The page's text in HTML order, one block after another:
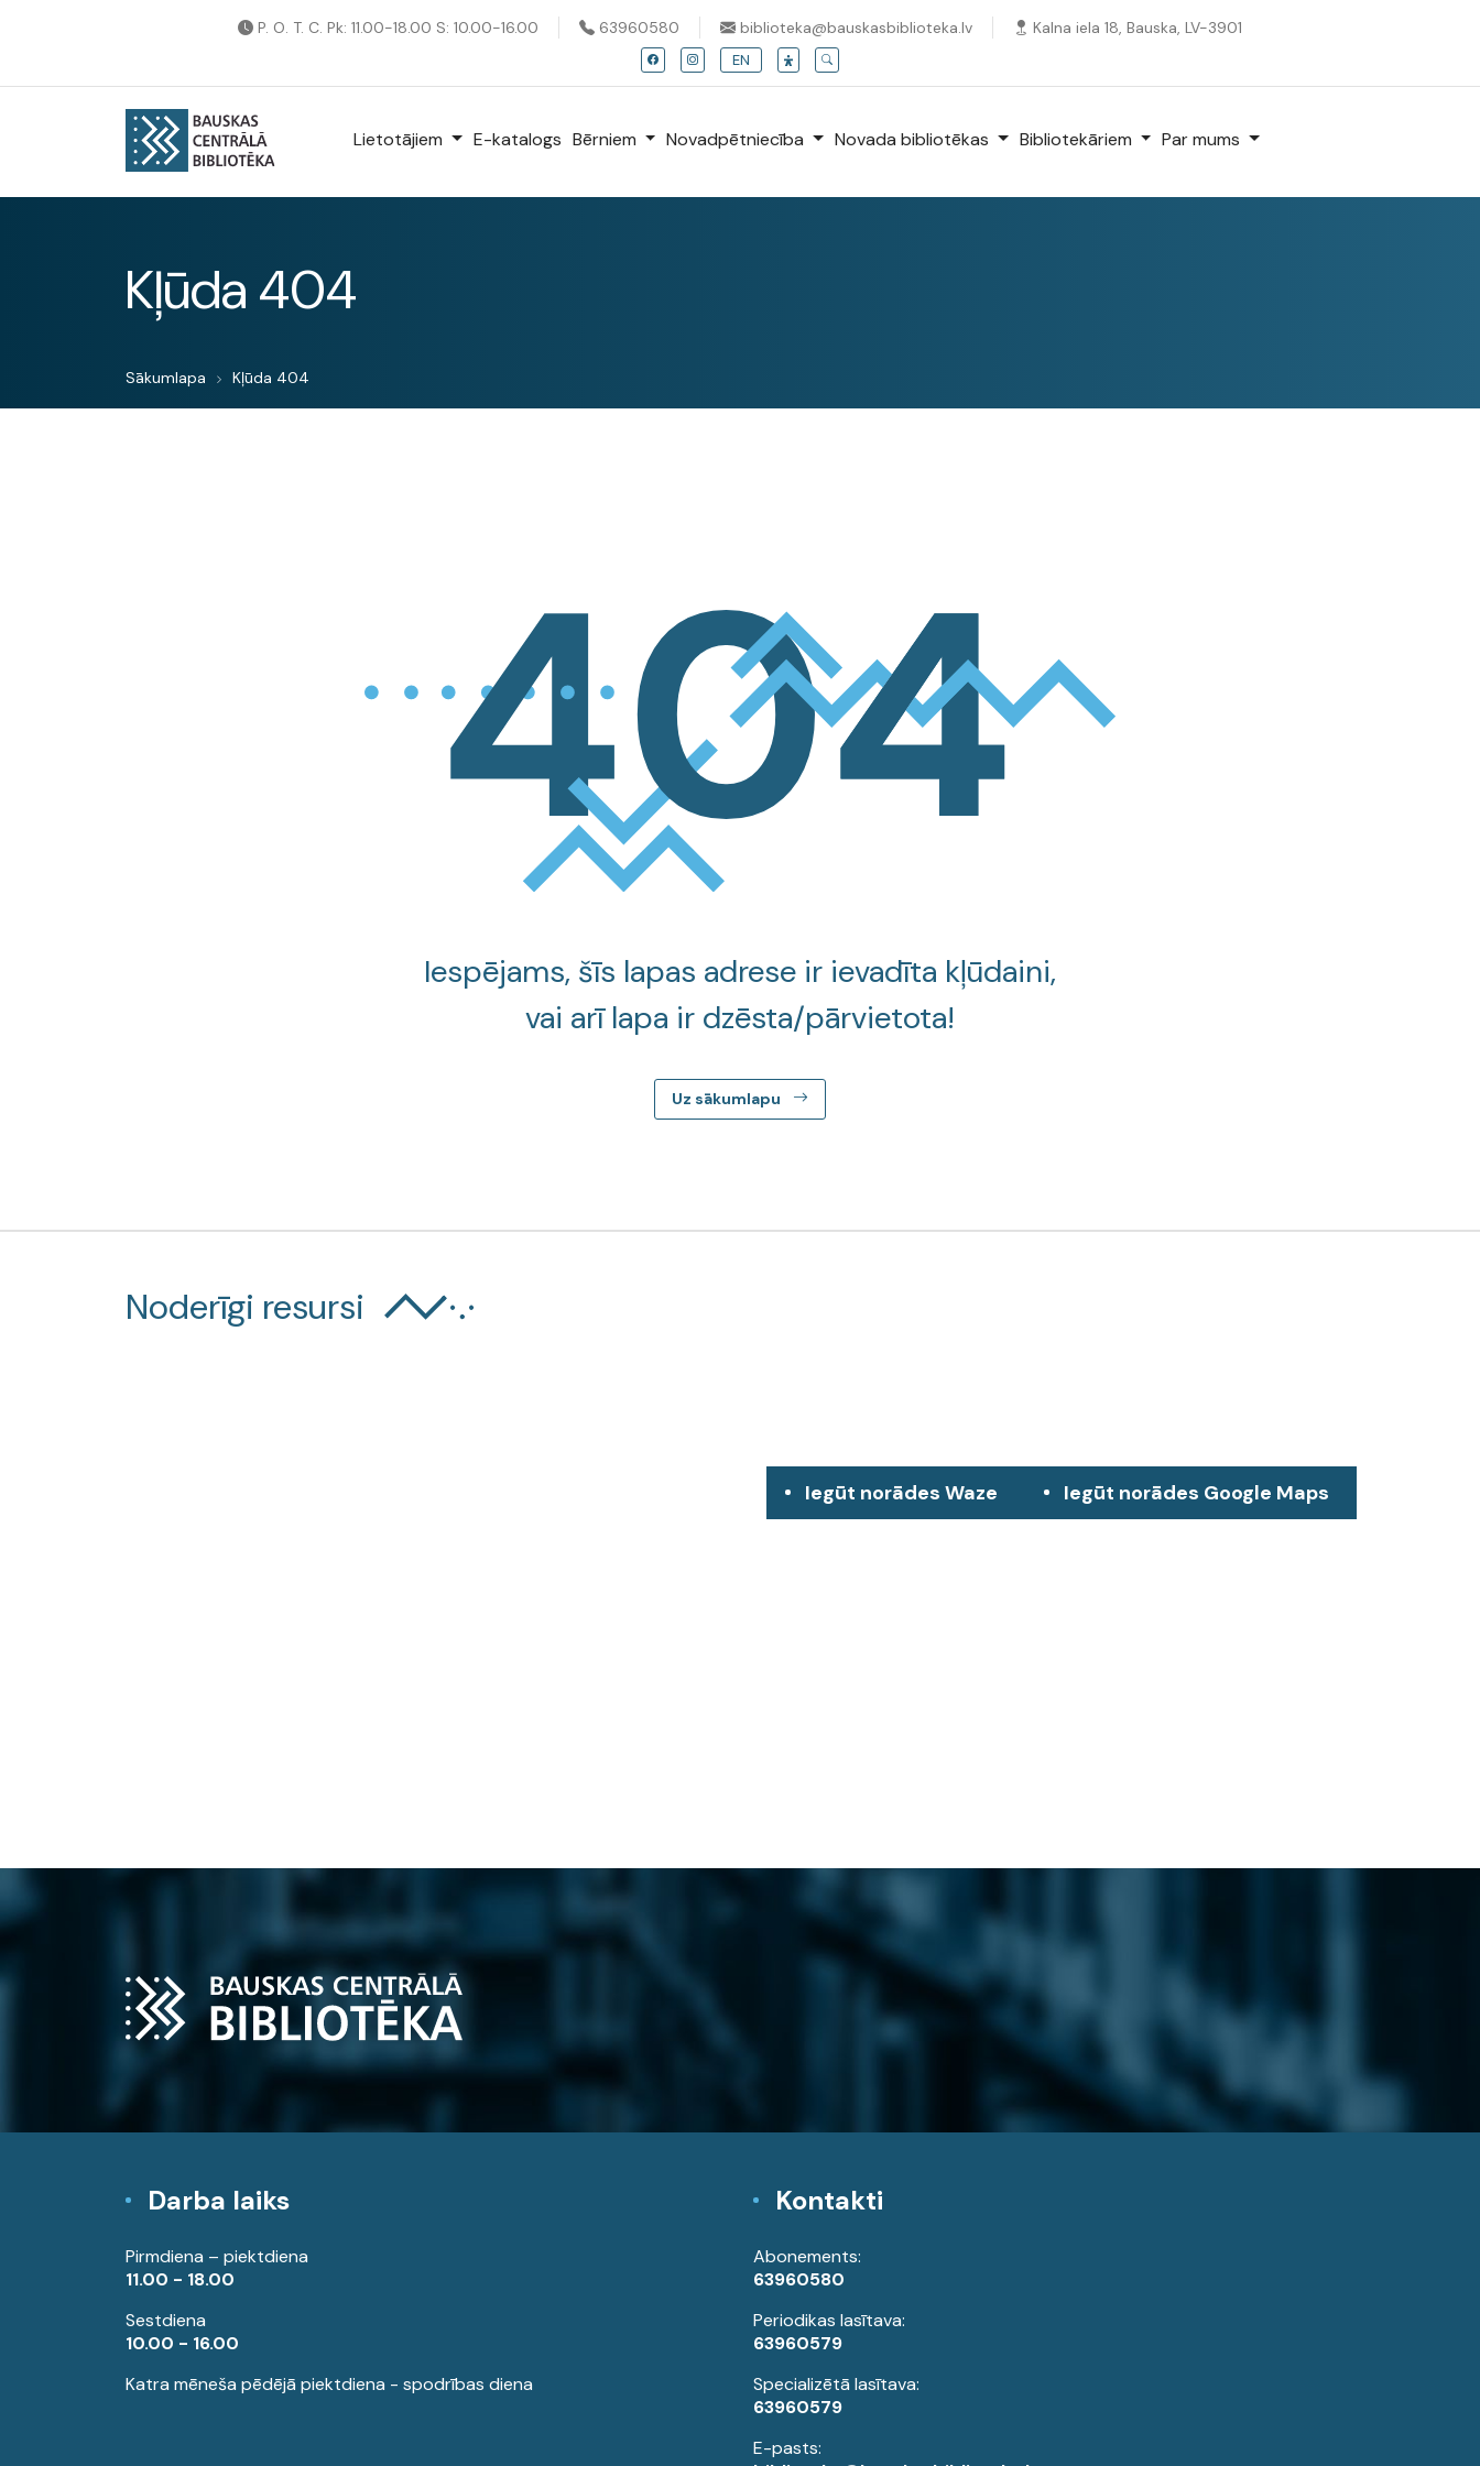
P. O. T. C. Pk: 11.00-18.00 S: 10.00-16.00 63960580 biblioteka@bauskasbiblioteka.lv Kalna iela 18, Bauska, LV-3901
EN
Lietotājiem E-katalogs Bērniem Novadpētniecība Novada bibliotēkas Bibliotekāriem Par mums
Kļūda 404
Sākumlapa Kļūda 404
Iespējams, šīs lapas adrese ir ievadīta kļūdaini,
vai arī lapa ir dzēsta/pārvietota!
Uz sākumlapu
Noderīgi resursi
Iegūt norādes Waze Iegūt norādes Google Maps
Darba laiks
Pirmdiena – piektdiena
11.00 - 18.00
Sestdiena
10.00 - 16.00
Katra mēneša pēdējā piektdiena - spodrības diena
Kontakti
Abonements:
63960580
Periodikas lasītava:
63960579
Specializētā lasītava:
63960579
E-pasts: